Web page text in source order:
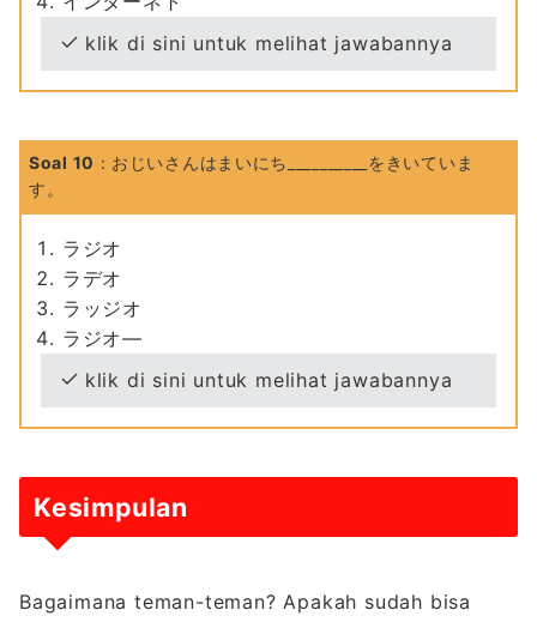
klik di sini untuk melihat jawabannya
Soal 10 : おじいさんはまいにち__________をきいていま
す。
ラジオ
ラデオ
ラッジオ
ラジオ―
klik di sini untuk melihat jawabannya
Kesimpulan
Bagaimana teman-teman? Apakah sudah bisa